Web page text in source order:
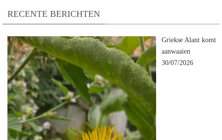
RECENTE BERICHTEN
Griekse Alant komt
aanwaaien
30/07/2026